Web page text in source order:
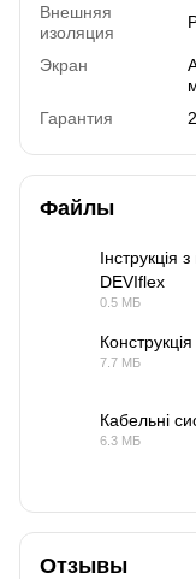
Внешняя
изоляция
Экран
Гарантия
Файлы
Інструкція
DEVIflex
0.5 МБ
7.7 МБ
Кабельні
6.3 МБ
Отзывы